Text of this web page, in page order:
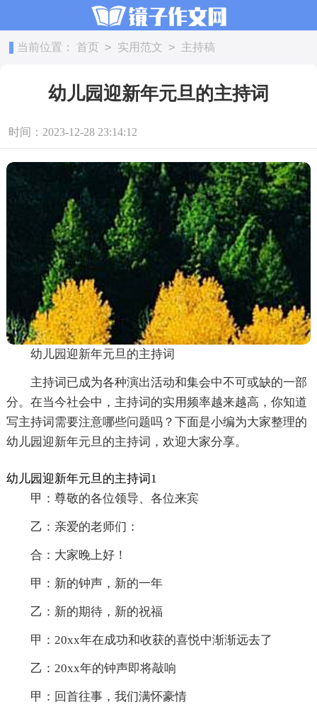
当前位置： 首页 > 实用范文 > 主持稿
幼儿园迎新年元旦的主持词
时间：2023-12-28 23:14:12
幼儿园迎新年元旦的主持词
主持词已成为各种演出活动和集会中不可或缺的一部
分。在当今社会中，主持词的实用频率越来越高，你知道
写主持词需要注意哪些问题吗？下面是小编为大家整理的
幼儿园迎新年元旦的主持词，欢迎大家分享。
幼儿园迎新年元旦的主持词1
甲：尊敬的各位领导、各位来宾
乙：亲爱的老师们：
合：大家晚上好！
甲：新的钟声，新的一年
乙：新的期待，新的祝福
甲：20xx年在成功和收获的喜悦中渐渐远去了
乙：20xx年的钟声即将敲响
甲：回首往事，我们满怀豪情